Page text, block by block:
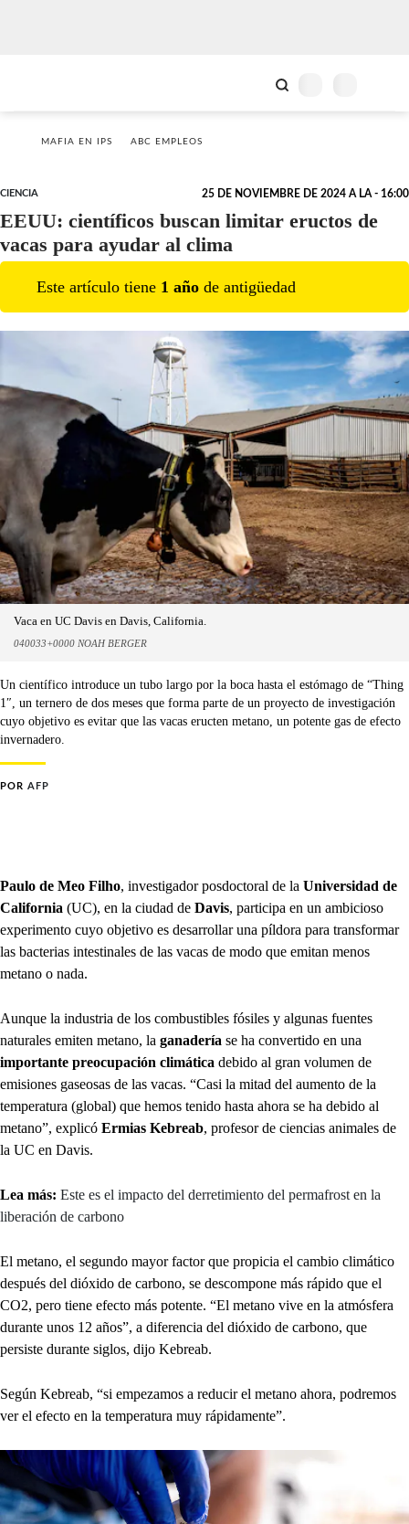
MAFIA EN IPS ABC EMPLEOS
CIENCIA 25 DE NOVIEMBRE DE 2024 A LA - 16:00
EEUU: científicos buscan limitar eructos de
vacas para ayudar al clima
Este artículo tiene 1 año de antigüedad
Vaca en UC Davis en Davis, California.
040033+0000 NOAH BERGER
Un científico introduce un tubo largo por la boca hasta el estómago de “Thing
1″, un ternero de dos meses que forma parte de un proyecto de investigación
cuyo objetivo es evitar que las vacas eructen metano, un potente gas de efecto
invernadero.
POR AFP
Paulo de Meo Filho, investigador posdoctoral de la Universidad de
California (UC), en la ciudad de Davis, participa en un ambicioso
experimento cuyo objetivo es desarrollar una píldora para transformar
las bacterias intestinales de las vacas de modo que emitan menos
metano o nada.
Aunque la industria de los combustibles fósiles y algunas fuentes
naturales emiten metano, la ganadería se ha convertido en una
importante preocupación climática debido al gran volumen de
emisiones gaseosas de las vacas. “Casi la mitad del aumento de la
temperatura (global) que hemos tenido hasta ahora se ha debido al
metano”, explicó Ermias Kebreab, profesor de ciencias animales de
la UC en Davis.
Lea más: Este es el impacto del derretimiento del permafrost en la
liberación de carbono
El metano, el segundo mayor factor que propicia el cambio climático
después del dióxido de carbono, se descompone más rápido que el
CO2, pero tiene efecto más potente. “El metano vive en la atmósfera
durante unos 12 años”, a diferencia del dióxido de carbono, que
persiste durante siglos, dijo Kebreab.
Según Kebreab, “si empezamos a reducir el metano ahora, podremos
ver el efecto en la temperatura muy rápidamente”.